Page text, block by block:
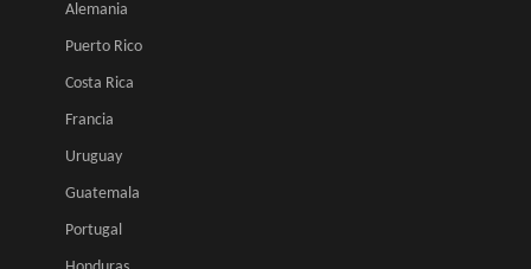
Alemania
Puerto Rico
Costa Rica
Francia
Uruguay
Guatemala
Portugal